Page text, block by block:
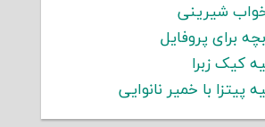
شیرینی
برای پروفایل
کیک زبرا
پیتزا با خمیر نانوایی